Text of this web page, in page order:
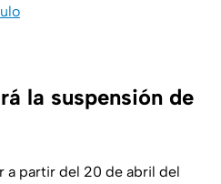
la suspensión de
a partir del 20 de abril del